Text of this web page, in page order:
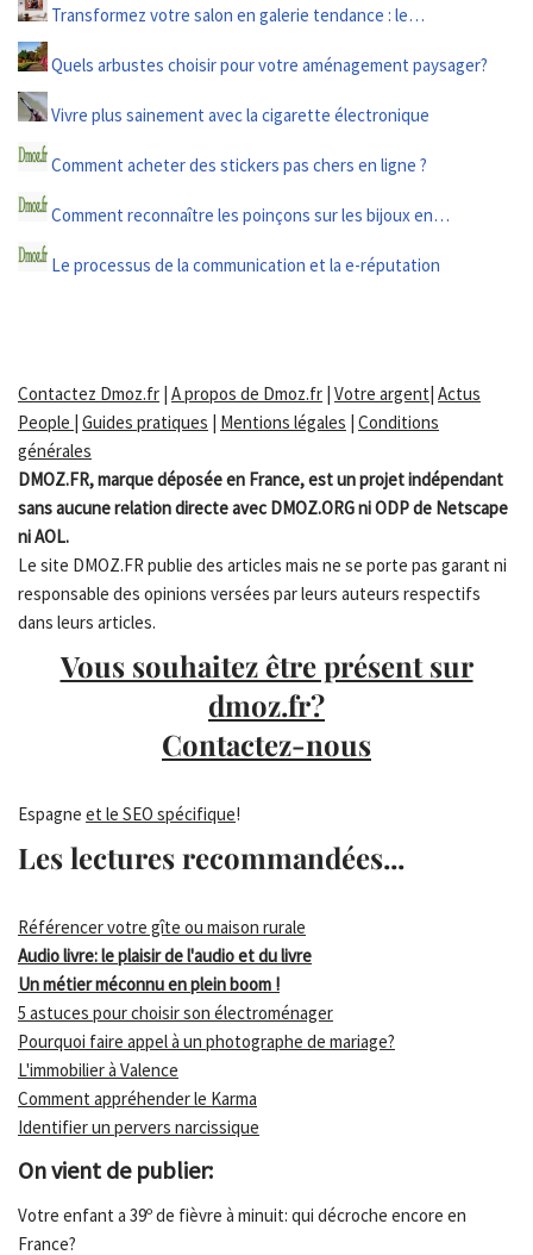
Transformez votre salon en galerie tendance : le…
Quels arbustes choisir pour votre aménagement paysager?
Vivre plus sainement avec la cigarette électronique
Comment acheter des stickers pas chers en ligne ?
Comment reconnaître les poinçons sur les bijoux en…
Le processus de la communication et la e-réputation
Contactez Dmoz.fr | A propos de Dmoz.fr | Votre argent| Actus
People | Guides pratiques | Mentions légales | Conditions
générales
DMOZ.FR, marque déposée en France, est un projet indépendant
sans aucune relation directe avec DMOZ.ORG ni ODP de Netscape
ni AOL.
Le site DMOZ.FR publie des articles mais ne se porte pas garant ni
responsable des opinions versées par leurs auteurs respectifs
dans leurs articles.
Vous souhaitez être présent sur
dmoz.fr?
Contactez-nous
Espagne et le SEO spécifique!
Les lectures recommandées...
Référencer votre gîte ou maison rurale
Audio livre: le plaisir de l'audio et du livre
Un métier méconnu en plein boom !
5 astuces pour choisir son électroménager
Pourquoi faire appel à un photographe de mariage?
L'immobilier à Valence
Comment appréhender le Karma
Identifier un pervers narcissique
On vient de publier:
Votre enfant a 39º de fièvre à minuit: qui décroche encore en
France?